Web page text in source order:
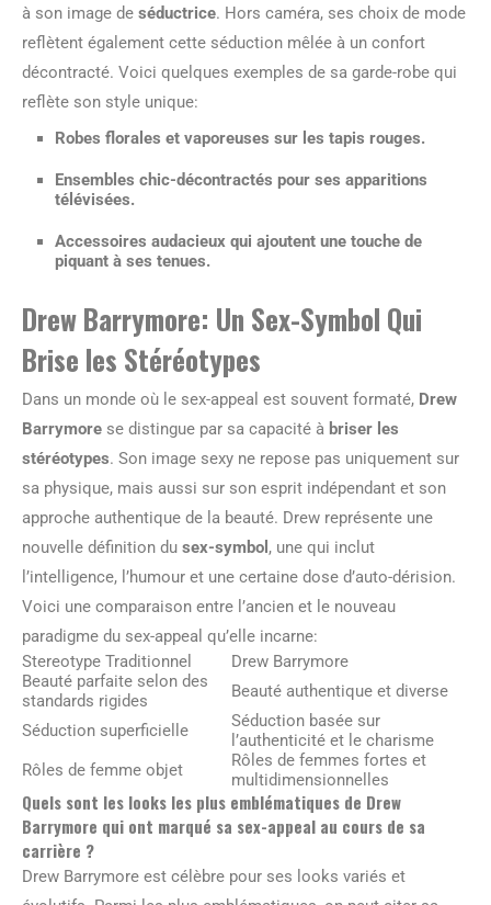
à son image de séductrice. Hors caméra, ses choix de mode
reflètent également cette séduction mêlée à un confort
décontracté. Voici quelques exemples de sa garde-robe qui
reflète son style unique:
Robes florales et vaporeuses sur les tapis rouges.
Ensembles chic-décontractés pour ses apparitions
télévisées.
Accessoires audacieux qui ajoutent une touche de
piquant à ses tenues.
Drew Barrymore: Un Sex-Symbol Qui
Brise les Stéréotypes
Dans un monde où le sex-appeal est souvent formaté, Drew
Barrymore se distingue par sa capacité à briser les
stéréotypes. Son image sexy ne repose pas uniquement sur
sa physique, mais aussi sur son esprit indépendant et son
approche authentique de la beauté. Drew représente une
nouvelle définition du sex-symbol , une qui inclut
l’intelligence, l’humour et une certaine dose d’auto-dérision.
Voici une comparaison entre l’ancien et le nouveau
paradigme du sex-appeal qu’elle incarne:
Stereotype Traditionnel
Drew Barrymore
Beauté parfaite selon des
standards rigides
Beauté authentique et diverse
Séduction superficielle
Séduction basée sur
l’authenticité et le charisme
Rôles de femme objet
Rôles de femmes fortes et
multidimensionnelles
Quels sont les looks les plus emblématiques de Drew
Barrymore qui ont marqué sa sex-appeal au cours de sa
carrière ?
Drew Barrymore est célèbre pour ses looks variés et